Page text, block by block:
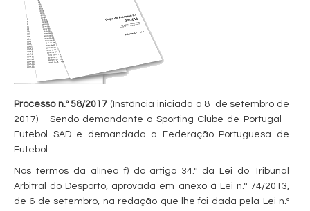
Processo n.º 58/2017 (Instância iniciada a 8 de setembro de
2017) - Sendo demandante o Sporting Clube de Portugal -
Futebol SAD e demandada a Federação Portuguesa de
Futebol.
Nos termos da alínea f) do artigo 34.º da Lei do Tribunal
Arbitral do Desporto, aprovada em anexo à Lei n.º 74/2013,
de 6 de setembro, na redação que lhe foi dada pela Lei n.º